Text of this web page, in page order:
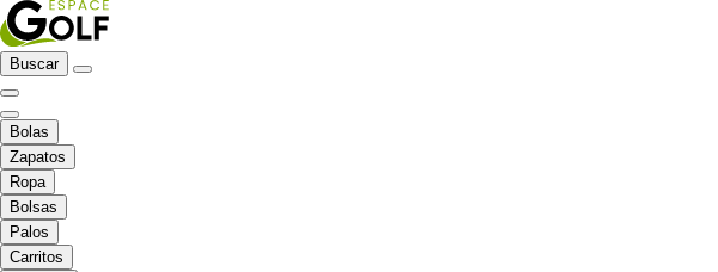
Buscar
Bolas
Zapatos
Ropa
Bolsas
Palos
Carritos